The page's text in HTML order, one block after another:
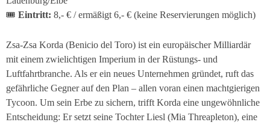
🎟 Eintritt: 8,- € / ermäßigt 6,- € (keine Reservierungen möglich)
Zsa-Zsa Korda (Benicio del Toro) ist ein europäischer Milliardär
mit einem zwielichtigen Imperium in der Rüstungs- und
Luftfahrtbranche. Als er ein neues Unternehmen gründet, ruft das
gefährliche Gegner auf den Plan – allen voran einen machtgierigen
Tycoon. Um sein Erbe zu sichern, trifft Korda eine ungewöhnliche
Entscheidung: Er setzt seine Tochter Liesl (Mia Threapleton), eine